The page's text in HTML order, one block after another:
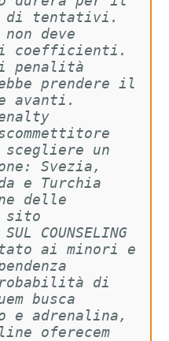
di tentativi.
deve
i coefficienti.
penalità
prendere il
avanti.
un
Svezia,
e Turchia
delle
sito
COUNSELING
ai minori e
di
busca
e adrenalina,
oferecem